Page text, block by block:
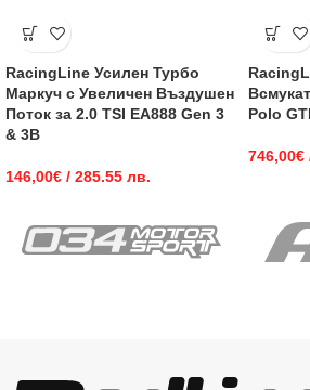
RacingLine Усилен Турбо
Маркуч с Увеличен Въздушен
Поток за 2.0 TSI EA888 Gen 3
& 3B
146,00€ / 285.55 лв.
Polo GTI
746,00€